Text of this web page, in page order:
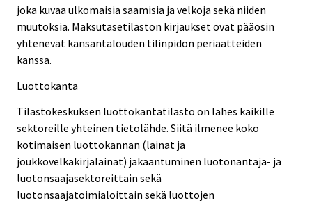
joka kuvaa ulkomaisia saamisia ja velkoja sekä niiden
muutoksia. Maksutasetilaston kirjaukset ovat pääosin
yhtenevät kansantalouden tilinpidon periaatteiden
kanssa.
Luottokanta
Tilastokeskuksen luottokantatilasto on lähes kaikille
sektoreille yhteinen tietolähde. Siitä ilmenee koko
kotimaisen luottokannan (lainat ja
joukkovelkakirjalainat) jakaantuminen luotonantaja- ja
luotonsaajasektoreittain sekä
luotonsaajatoimialoittain sekä luottojen